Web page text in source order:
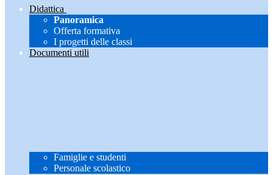
Didattica
Panoramica
Offerta formativa
I progetti delle classi
Documenti utili
Famiglie e studenti
Personale scolastico